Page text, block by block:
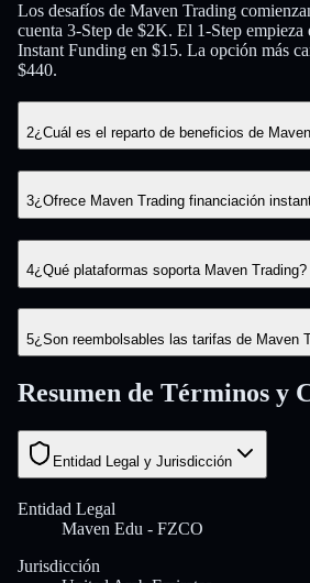
Los desafíos de Maven Trading
cuenta 3-Step de $2K. El 1-Step
Instant Funding en $15. La opción más
$440.
2¿Cuál es el reparto de beneficios de
3¿Ofrece Maven Trading financiación
4¿Qué plataformas soporta Maven Trading?
5¿Son reembolsables las tarifas de Maven
Resumen de Términos y
Entidad Legal y Jurisdicción
Entidad Legal
Maven Edu - FZCO
Jurisdicción